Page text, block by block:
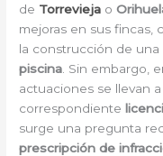
de Torrevieja o
mejoras en sus fincas,
la construcción de una
piscina . Sin embargo,
actuaciones se llevan
correspondiente
surge una pregunta
prescripción de